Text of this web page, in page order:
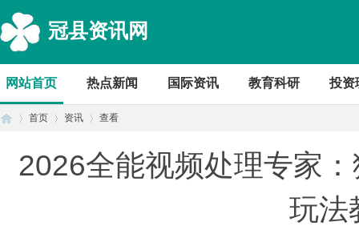
冠县资讯网
网站首页 热点新闻 国际资讯 教育科研 投资
首页 资讯 查看
2026全能视频处理专家
玩法